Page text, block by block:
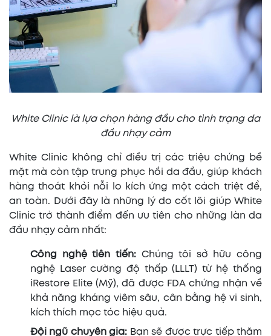
White Clinic là lựa chọn hàng đầu cho tình trạng da
đầu nhạy cảm
White Clinic không chỉ điều trị các triệu chứng bề
mặt mà còn tập trung phục hồi da đầu, giúp khách
hàng thoát khỏi nỗi lo kích ứng một cách triệt để,
an toàn. Dưới đây là những lý do cốt lõi giúp White
Clinic trở thành điểm đến ưu tiên cho những làn da
đầu nhạy cảm nhất:
Công nghệ tiên tiến: Chúng tôi sở hữu công
nghệ Laser cường độ thấp (LLLT) từ hệ thống
iRestore Elite (Mỹ), đã được FDA chứng nhận về
khả năng kháng viêm sâu, cân bằng hệ vi sinh,
kích thích mọc tóc hiệu quả.
Đội ngũ chuyên gia: Bạn sẽ được trực tiếp thăm